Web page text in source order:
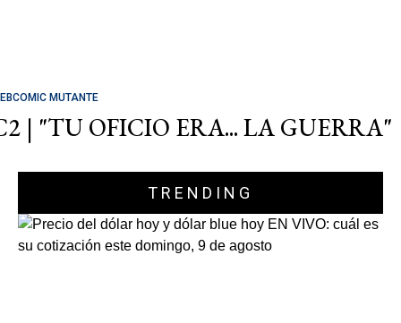
MUTANTE
| "TU OFICIO ERA... LA GUERRA"
TRENDING